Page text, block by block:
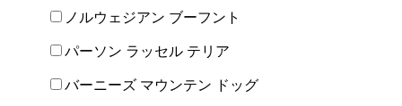
ノルウェジアン ブーフント
パーソン ラッセル テリア
バーニーズ マウンテン ドッグ